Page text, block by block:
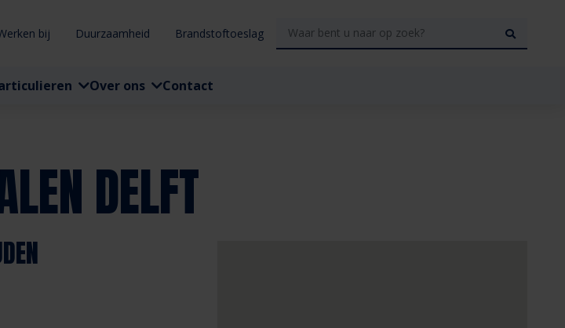
bij Duurzaamheid Brandstoftoeslag
Over ons Contact
DELFT